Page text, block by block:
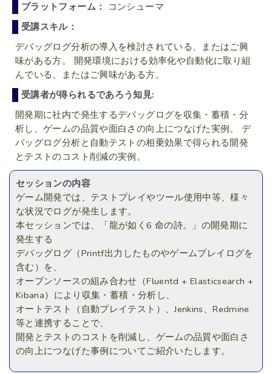
プラットフォーム：
コンシューマ
受講スキル：
デバッグログ分析の導入を検討されている、またはご興
味がある方。 開発環境における効率化や自動化に取り組
んでいる、またはご興味がある方。
受講者が得られるであろう知見:
開発期に社内で発生するデバッグログを収集・蓄積・分
析し、ゲームの品質や面白さの向上につなげた実例。 デ
バッグログ分析と自動テストの相乗効果で得られる開発
とテストのコスト削減の実例。
セッションの内容
ゲーム開発では、テストプレイやツール使用中等、様々
な状況でログが発生します。
本セッションでは、「龍が如く6 命の詩。」の開発期に
発生する
デバッグログ（Printf出力したものやゲームプレイログを
含む）を、
オープンソースの組み合わせ（Fluentd + Elasticsearch +
Kibana）により収集・蓄積・分析し、
オートテスト（自動プレイテスト）、Jenkins、Redmine
等と連携することで、
開発とテストのコストを削減し、ゲームの品質や面白さ
の向上につなげた事例についてご紹介いたします。